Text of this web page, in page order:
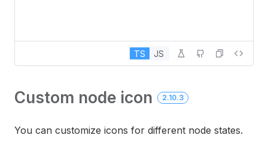
TS JS
Custom node icon 2.10.3
You can customize icons for different node states.